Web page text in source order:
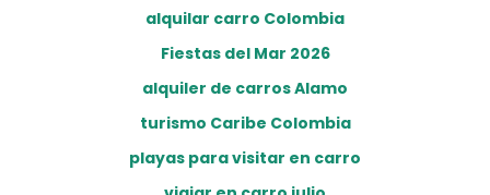
alquilar carro Colombia
Fiestas del Mar 2026
alquiler de carros Alamo
turismo Caribe Colombia
playas para visitar en carro